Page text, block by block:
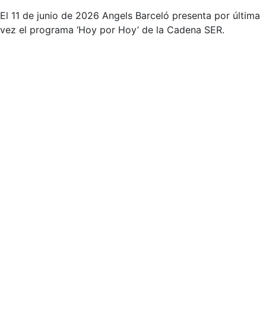
El 11 de junio de 2026 Angels Barceló presenta por última
vez el programa ‘Hoy por Hoy’ de la Cadena SER.